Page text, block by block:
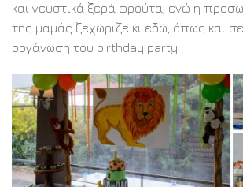
και γευστικά ξερά φρούτα, ενώ η
της μαμάς ξεχώριζε κι εδώ, όπως και
οργάνωση του birthday party!